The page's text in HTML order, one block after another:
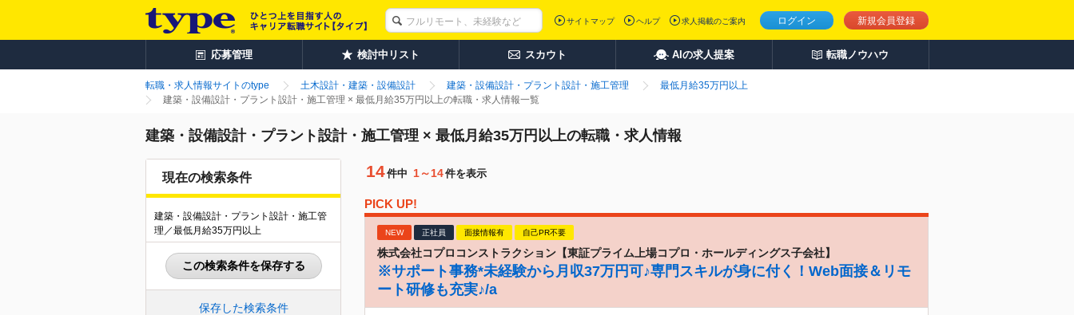
ログイン 新規会員登録
サイトマップ ヘルプ 求人掲載のご案内
応募管理 検討中リスト スカウト AIの求人提案 転職ノウハウ
転職・求人情報サイトのtype 土木設計・建築・設備設計 建築・設備設計・プラント設計・施工管理
最低月給35万円以上
建築・設備設計・プラント設計・施工管理 × 最低月給35万円以上の転職・求人情報一覧
建築・設備設計・プラント設計・施工管理 × 最低月給35万円以上の転職・求人情報
現在の検索条件
建築・設備設計・プラント設計・施工管
理／最低月給35万円以上
この検索条件を保存する
保存した検索条件
14件中 1～14件を表示
PICK UP!
NEW 正社員 面接情報有 自己PR不要
株式会社コプロコンストラクション【東証プライム上場コプロ・ホールディングス子会社】
※サポート事務*未経験から月収37万円可♪専門スキルが身に付く！Web面接＆リモ
ート研修も充実♪/a